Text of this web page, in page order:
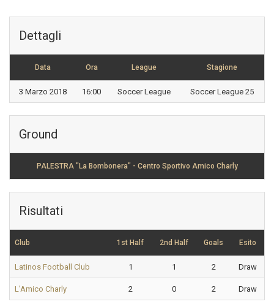
Dettagli
Data Ora League Stagione
3 Marzo 2018 16:00 Soccer League Soccer League 25
Ground
PALESTRA "La Bombonera" - Centro Sportivo Amico Charly
Risultati
Club 1st Half 2nd Half Goals Esito
Latinos Football Club 1 1 2 Draw
L'Amico Charly 2 0 2 Draw